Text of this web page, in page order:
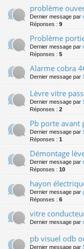
problème
Dernier message par
Réponses : 9
Problème
Dernier message par
Réponses : 5
Alarme cobra
Dernier message par
Lèvre vitre
Dernier message par
Réponses : 2
Pb porte avant
Dernier message par
Réponses : 1
Démontage
Dernier message par
Réponses : 10
hayon
Dernier message par
Réponses : 6
vitre
Dernier message par
pb visuel odb
Dernier message par